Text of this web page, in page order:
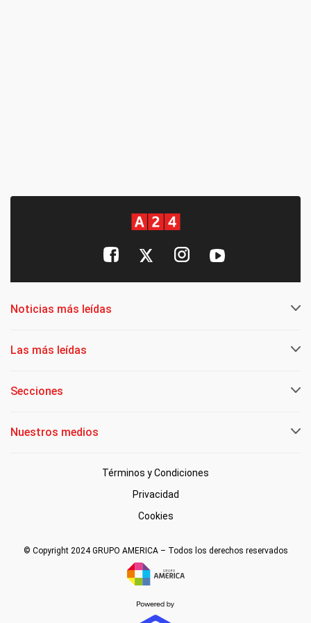
Noticias más leídas
Las más leídas
Secciones
Nuestros medios
Términos y Condiciones
Privacidad
Cookies
© Copyright 2024 GRUPO AMERICA – Todos los derechos reservados